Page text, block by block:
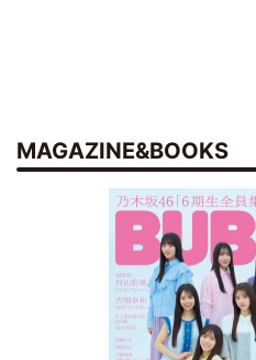
MAGAZINE&BOOKS